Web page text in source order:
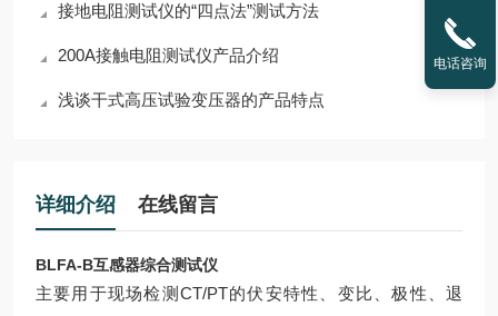
接地电阻测试仪的“四点法”测试方法
200A接触电阻测试仪产品介绍
浅谈干式高压试验变压器的产品特点
详细介绍 在线留言
BLFA-B互感器综合测试仪
主要用于现场检测CT/PT的伏安特性、变比、极性、退
电话咨询